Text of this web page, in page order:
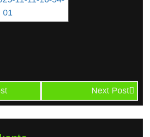
Next Post